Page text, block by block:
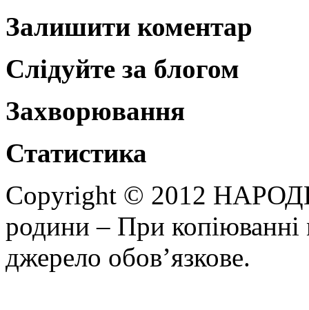
Залишити коментар
Слідуйте за блогом
Захворювання
Статистика
Copyright © 2012
родини – При копіюванні
джерело обов’язкове.